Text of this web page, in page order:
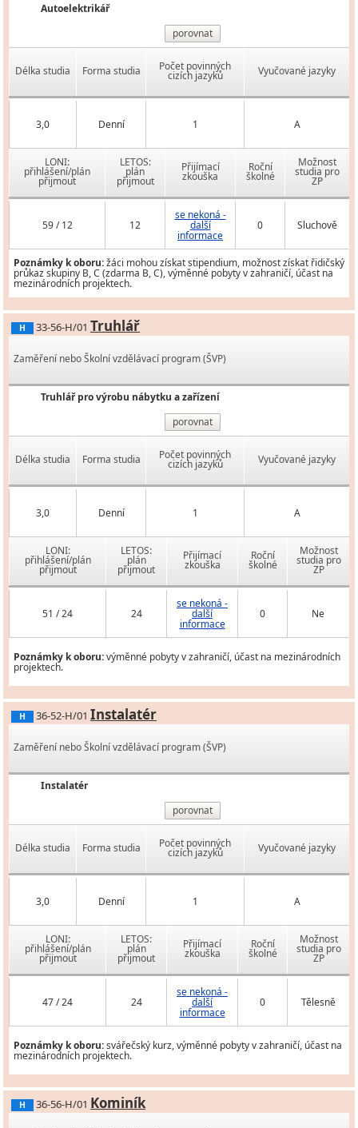
Autoelektrikář
porovnat
Délka studia Forma studia Počet povinných
cizích jazyků Vyučované jazyky
3,0 Denní 1 A
LONI:
přihlášení/plán
přijmout
LETOS:
plán
přijmout
Přijímací
zkouška
Roční
školné
Možnost
studia pro
ZP
59 / 12 12
se nekoná -
další
informace
0 Sluchově
Poznámky k oboru:žáci mohou získat stipendium, možnost získat řidičský
průkaz skupiny B, C (zdarma B, C), výměnné pobyty v zahraničí, účast na
mezinárodních projektech.
H 33-56-H/01 Truhlář
Zaměření nebo Školní vzdělávací program (ŠVP)
Truhlář pro výrobu nábytku a zařízení
porovnat
Délka studia Forma studia Počet povinných
cizích jazyků Vyučované jazyky
3,0 Denní 1 A
LONI:
přihlášení/plán
přijmout
LETOS:
plán
přijmout
Přijímací
zkouška
Roční
školné
Možnost
studia pro
ZP
51 / 24 24
se nekoná -
další
informace
0 Ne
Poznámky k oboru:výměnné pobyty v zahraničí, účast na mezinárodních
projektech.
H 36-52-H/01 Instalatér
Zaměření nebo Školní vzdělávací program (ŠVP)
Instalatér
porovnat
Délka studia Forma studia Počet povinných
cizích jazyků Vyučované jazyky
3,0 Denní 1 A
LONI:
přihlášení/plán
přijmout
LETOS:
plán
přijmout
Přijímací
zkouška
Roční
školné
Možnost
studia pro
ZP
47 / 24 24
se nekoná -
další
informace
0 Tělesně
Poznámky k oboru:svářečský kurz, výměnné pobyty v zahraničí, účast na
mezinárodních projektech.
H 36-56-H/01 Kominík